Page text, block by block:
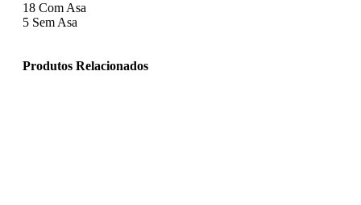
18 Com Asa
5 Sem Asa
Produtos Relacionados